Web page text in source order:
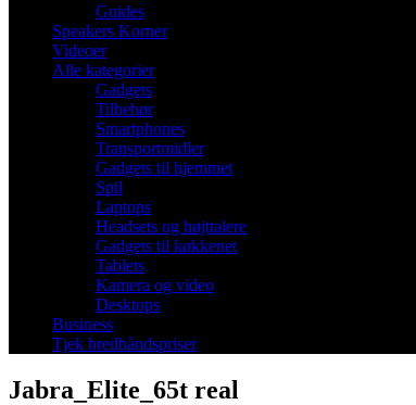
Guides
Speakers Korner
Videoer
Alle kategorier
Gadgets
Tilbehør
Smartphones
Transportmidler
Gadgets til hjemmet
Spil
Laptops
Headsets og højttalere
Gadgets til køkkenet
Tablets
Kamera og video
Desktops
Business
Tjek bredbåndspriser
Jabra_Elite_65t real